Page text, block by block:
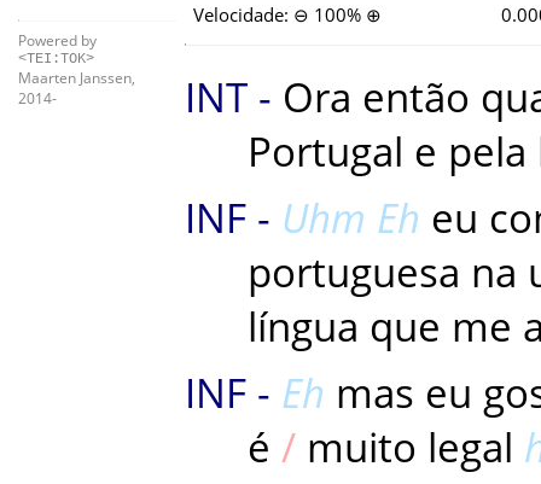
Powered by
<TEI:TOK>
Maarten Janssen,
2014-
Velocidade: ⊖ 100% ⊕
Ora então
Portugal e pela
Uhm Eh eu
portuguesa na
língua que me
Eh mas eu
é
muito legal